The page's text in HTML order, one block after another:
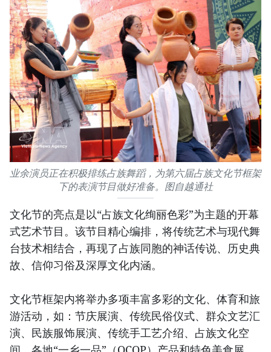
业余演员正在积极排练占族舞蹈，为第六届占族文化节框架
下的表演节目做好准备。图自越通社
文化节的亮点是以“占族文化绚丽色彩”为主题的开幕
式艺术节目。该节目精心编排，将传统艺术与现代舞
台技术相结合，再现了占族同胞的神话传说、历史典
故、信仰习俗及深厚文化内涵。
文化节框架内将举办多项丰富多彩的文化、体育和旅
游活动，如：节庆展演、传统民俗仪式、群众文艺汇
演、民族服饰展演、传统手工艺介绍、占族文化空